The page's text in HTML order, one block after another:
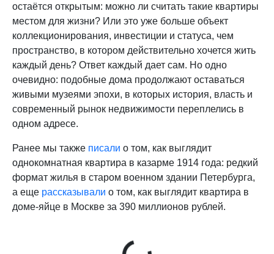
остаётся открытым: можно ли считать такие квартиры
местом для жизни? Или это уже больше объект
коллекционирования, инвестиции и статуса, чем
пространство, в котором действительно хочется жить
каждый день? Ответ каждый дает сам. Но одно
очевидно: подобные дома продолжают оставаться
живыми музеями эпохи, в которых история, власть и
современный рынок недвижимости переплелись в
одном адресе.
Ранее мы также писали о том, как выглядит
однокомнатная квартира в казарме 1914 года: редкий
формат жилья в старом военном здании Петербурга,
а еще рассказывали о том, как выглядит квартира в
доме-яйце в Москве за 390 миллионов рублей.